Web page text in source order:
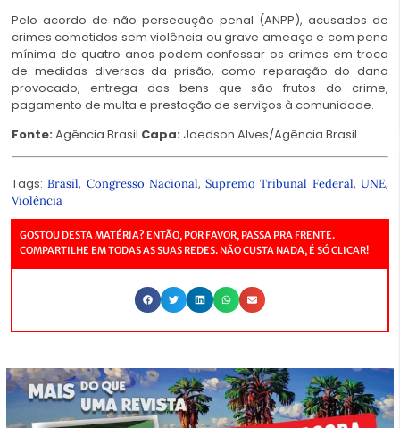
Pelo acordo de não persecução penal (ANPP), acusados de
crimes cometidos sem violência ou grave ameaça e com pena
mínima de quatro anos podem confessar os crimes em troca
de medidas diversas da prisão, como reparação do dano
provocado, entrega dos bens que são frutos do crime,
pagamento de multa e prestação de serviços à comunidade.
Fonte: Agência Brasil Capa: Joedson Alves/Agência Brasil
Tags:Brasil, Congresso Nacional,Supremo Tribunal Federal,UNE,
Violência
GOSTOU DESTA MATÉRIA? ENTÃO, POR FAVOR, PASSA PRA FRENTE.
COMPARTILHE EM TODAS AS SUAS REDES. NÃO CUSTA NADA, É SÓ CLICAR!